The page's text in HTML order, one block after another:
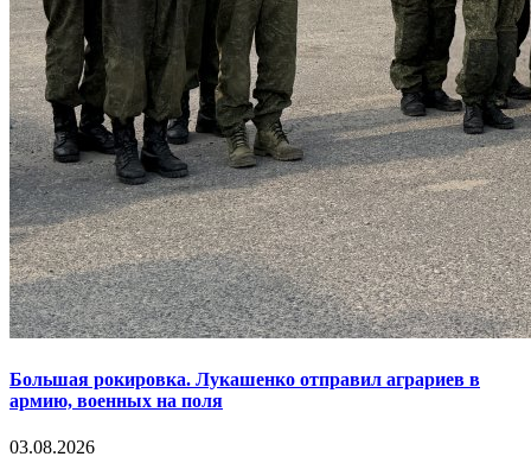
Большая рокировка. Лукашенко отправил аграриев в
армию, военных на поля
03.08.2026